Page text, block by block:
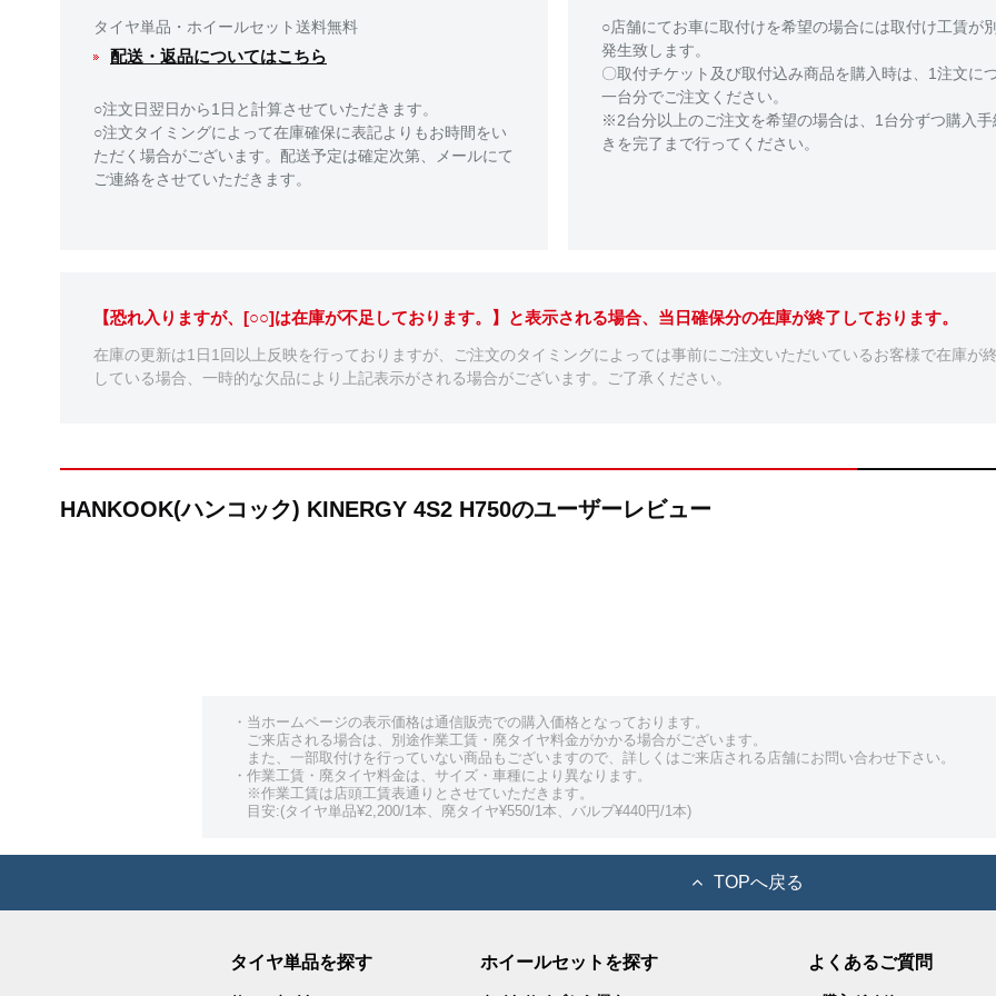
タイヤ単品・ホイールセット送料無料
配送・返品についてはこちら
○注文日翌日から1日と計算させていただきます。
○注文タイミングによって在庫確保に表記よりもお時間をい
ただく場合がございます。配送予定は確定次第、メールにて
ご連絡をさせていただきます。
○店舗にてお車に取付けを希望の場合には取付け工賃が
発生致します。
〇取付チケット及び取付込み商品を購入時は、1注文に
一台分でご注文ください。
※2台分以上のご注文を希望の場合は、1台分ずつ購入手
きを完了まで行ってください。
【恐れ入りますが、[○○]は在庫が不足しております。】と表示される場合、当日確保分の在庫が終了しております。
在庫の更新は1日1回以上反映を行っておりますが、ご注文のタイミングによっては事前にご注文いただいているお客様で在庫が
している場合、一時的な欠品により上記表示がされる場合がございます。ご了承ください。
HANKOOK(ハンコック) KINERGY 4S2 H750のユーザーレビュー
・当ホームページの表示価格は通信販売での購入価格となっております。
ご来店される場合は、別途作業工賃・廃タイヤ料金がかかる場合がございます。
また、一部取付けを行っていない商品もございますので、詳しくはご来店される店舗にお問い合わせ下さい。
・作業工賃・廃タイヤ料金は、サイズ・車種により異なります。
※作業工賃は店頭工賃表通りとさせていただきます。
目安:(タイヤ単品¥2,200/1本、廃タイヤ¥550/1本、バルブ¥440円/1本)
TOPへ戻る
タイヤ単品を探す ホイールセットを探す よくあるご質問